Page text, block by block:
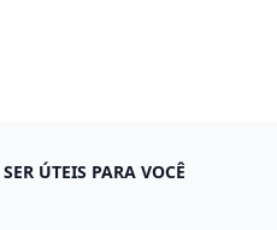
ÚTEIS PARA VOCÊ